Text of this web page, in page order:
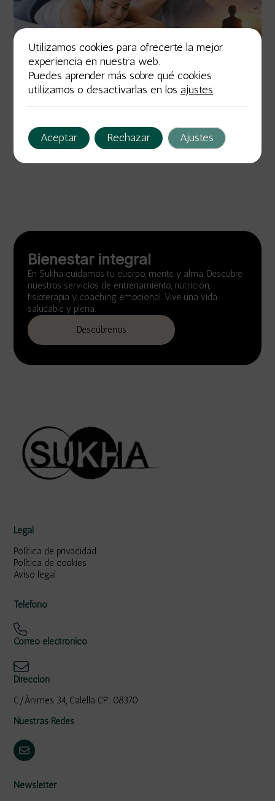
Autor abril 8, 2026
6 min de lectura
Bienestar integral
En Sukha cuidamos tu cuerpo, mente y alma. Descubre
nuestros servicios de entrenamiento, nutrición,
fisioterapia y coaching emocional. Vive una vida
saludable y plena.
Descúbrenos
Legal
Política de privacidad
Política de cookies
Aviso legal
Teléfono
Correo electrónico
Dirección
C/Ànimes 34, Calella CP: 08370
Nuestras Redes
Newsletter
Utilizamos cookies para ofrecerte la mejor
experiencia en nuestra web.
Puedes aprender más sobre qué cookies
utilizamos o desactivarlas en losajustes.
Aceptar Rechazar Ajustes